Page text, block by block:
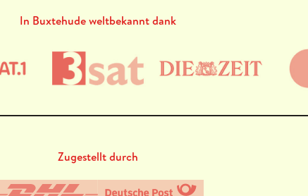
In Buxtehude weltbekannt dank
Zugestellt durch